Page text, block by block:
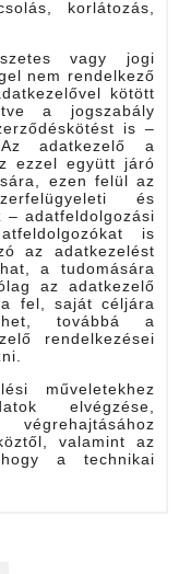
korlátozás,
vagy jogi
nem rendelkező
kötött
a jogszabály
is –
adatkezelő a
ezzel együtt járó
ezen felül az
és
– adatfeldolgozási
is
az adatkezelést
a tudomására
az adatkezelő
fel, saját céljára
továbbá a
rendelkezései
műveletekhez
elvégzése,
valamint az
a technikai